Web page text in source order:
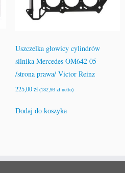
Uszczelka głowicy cylindrów
silnika Mercedes OM642 05-
/strona prawa/ Victor Reinz
225,00 zł (182,93 złnetto)
Dodaj do koszyka